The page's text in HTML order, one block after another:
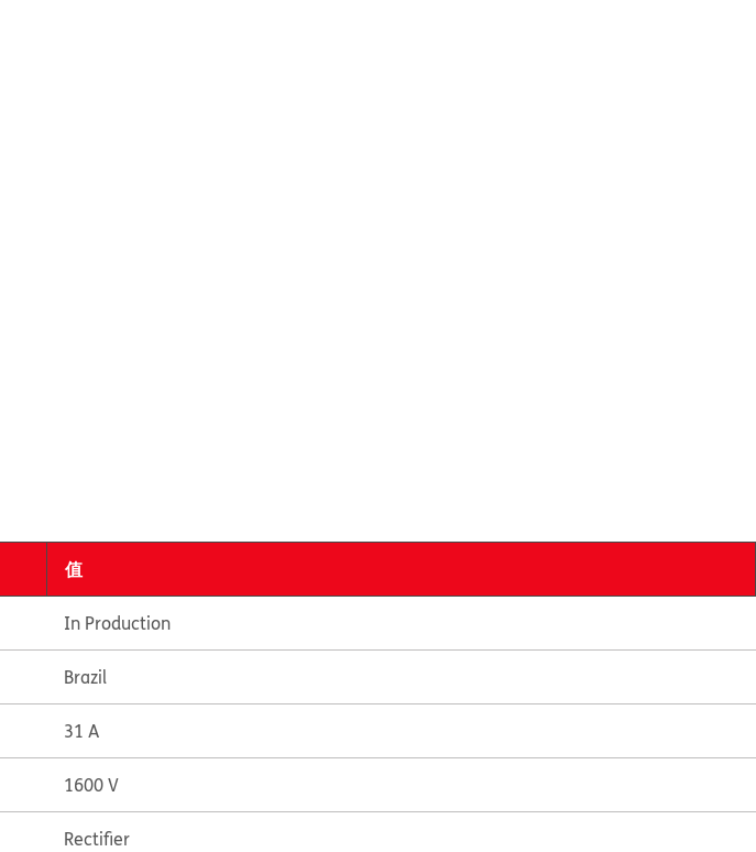
值
In Production
Brazil
31 A
1600 V
Rectifier